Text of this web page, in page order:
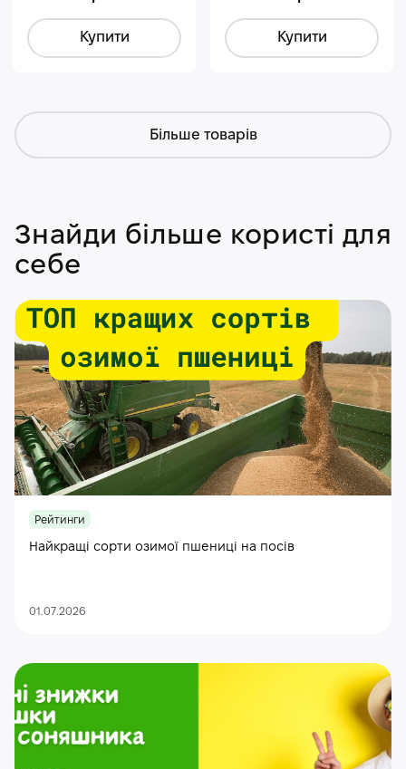
Купити Купити
Більше товарів
Знайди більше користі для
себе
Рейтинги
Найкращі сорти озимої пшениці на посів
01.07.2026